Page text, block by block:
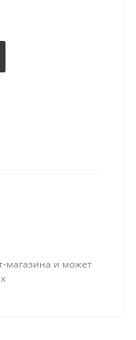
магазина и может